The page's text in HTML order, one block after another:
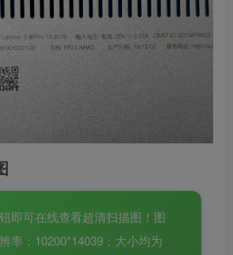
即可在线查看超清扫描图！图
率：10200*14039；大小均为